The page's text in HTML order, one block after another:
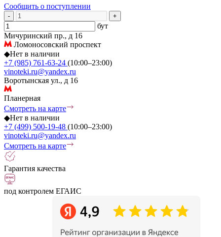
Сообщить о поступлении
- +
бут
Мичуринский пр., д 16
Ломоносовский проспект
◆Нет в наличии
+7 (985) 761-63-24 (10:00–23:00)
vinoteki.ru@yandex.ru
Воротынская ул., д 16
Планерная
Смотреть на карте
◆Нет в наличии
+7 (499) 500-19-48 (10:00–23:00)
vinoteki.ru@yandex.ru
Смотреть на карте
Гарантия качества
под контролем ЕГАИС